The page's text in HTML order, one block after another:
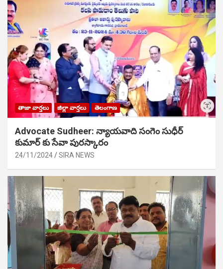
తాజా వార్తలు జిల్లా వార్తలు తెలంగాణ
Advocate Sudheer: న్యాయవాది సంగెం సుధీర్
కుమార్ కు సేవా పురస్కారం
24/11/2024 SIRA NEWS